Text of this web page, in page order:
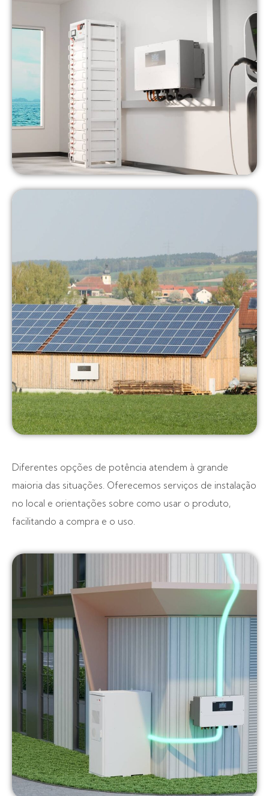
Diferentes opções de potência atendem à grande
maioria das situações. Oferecemos serviços de instalação
no local e orientações sobre como usar o produto,
facilitando a compra e o uso.